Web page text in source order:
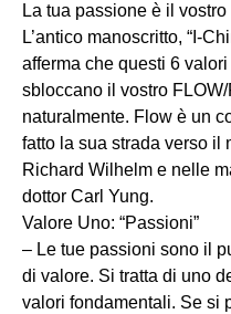
La tua passione è il vostro
L’antico manoscritto, “I-
afferma che questi 6
sbloccano il vostro
naturalmente. Flow è un
fatto la sua strada verso il
Richard Wilhelm e nelle
dottor Carl Yung.
Valore Uno: “Passioni”
– Le tue passioni sono il
di valore. Si tratta di uno
valori fondamentali. Se si